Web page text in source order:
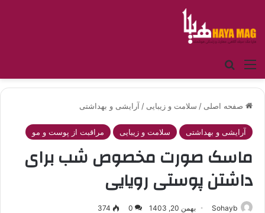
منو
صفحه اصلی / سلامت و زیبایی / آرایشی و بهداشتی
آرایشی و بهداشتی سلامت و زیبایی مراقبت از پوست و مو
ماسک صورت مخصوص شب برای
داشتن پوستی رویایی
Sohayb بهمن 20, 1403 0
374